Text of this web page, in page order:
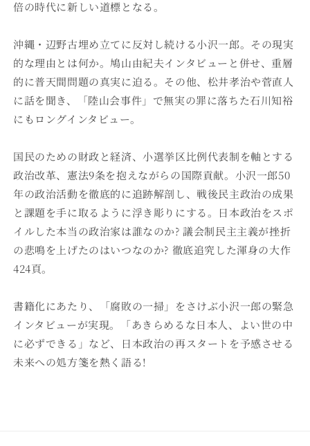
倍の時代に新しい道標となる。
沖縄・辺野古埋め立てに反対し続ける小沢一郎。その現実
的な理由とは何か。鳩山由紀夫インタビューと併せ、重層
的に普天間問題の真実に迫る。その他、松井孝治や菅直人
に話を聞き、「陸山会事件」で無実の罪に落ちた石川知裕
にもロングインタビュー。
国民のための財政と経済、小選挙区比例代表制を軸とする
政治改革、憲法9条を抱えながらの国際貢献。小沢一郎50
年の政治活動を徹底的に追跡解剖し、戦後民主政治の成果
と課題を手に取るように浮き彫りにする。日本政治をスポ
イルした本当の政治家は誰なのか? 議会制民主主義が挫折
の悲鳴を上げたのはいつなのか? 徹底追究した渾身の大作
424頁。
書籍化にあたり、「腐敗の一掃」をさけぶ小沢一郎の緊急
インタビューが実現。「あきらめるな日本人、よい世の中
に必ずできる」など、日本政治の再スタートを予感させる
未来への処方箋を熱く語る!